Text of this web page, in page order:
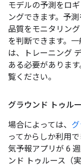
モデルの予測をロ
ングできます。予
品質をモニタリン
を判断できます。
は、トレーニング
ある必要があります
覧ください。
グラウンド トゥル
場合によっては、
ってからしか利用
気予報アプリが 6
ンド トゥルース（